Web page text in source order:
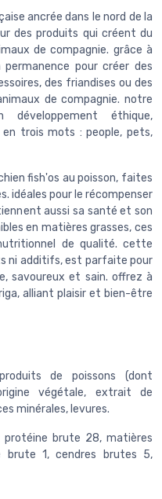
ancrée dans le nord de la
des produits qui créent du
de compagnie. grâce à
pour créer des
des friandises ou des
de compagnie. notre
éthique,
trois mots : people, pets,
fish'os au poisson, faites
idéales pour le récompenser
aussi sa santé et son
en matières grasses, ces
de qualité. cette
ni additifs, est parfaite pour
savoureux et sain. offrez à
alliant plaisir et bien-être
de poissons (dont
végétale, extrait de
minérales, levures.
protéine brute 28, matières
brute 1, cendres brutes 5,